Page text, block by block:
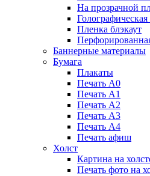
На прозрачной
Голографическая
Пленка блэкаут
Баннерные материалы
Бумага
Плакаты
Печать А0
Печать А1
Печать А2
Печать А3
Печать А4
Печать афиш
Холст
Картина на
Печать фото на